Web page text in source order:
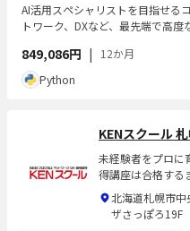
AI活用スペシャリストを目指せる
トワーク、DXなど、最先端で高度
849,086円 |
12か月
Python
KENスクール
未経験者をプロに
得講座は合格する
北海道札幌市
ザさっぽろ19F